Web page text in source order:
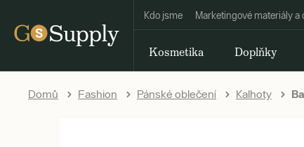
Kdo jsme Marketingové materiály a
Kosmetika Doplňky
Domů Fashion Pánské oblečení Kalhoty